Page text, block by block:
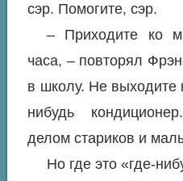
сэр. Помогите, сэр.
– Приходите ко
часа, – повторял
в школу. Не выходите
нибудь
делом стариков и
Но где это «где-